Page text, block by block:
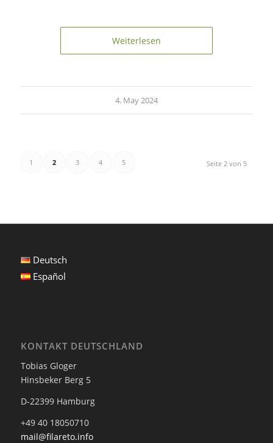
Weiterlesen
4. May 2024
Seite 2 von 5
1 2 3 4 5
Deutsch
Español
KONTAKT DEUTSCHLAND
Tobias Gloger
Hinsbeker Berg 5
D-22399 Hamburg
+49 40 18050710
mail@filareto.info